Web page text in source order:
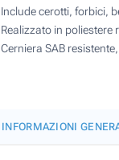
Include cerotti, forbici,
Realizzato in
Cerniera SAB
INFORMAZIONI